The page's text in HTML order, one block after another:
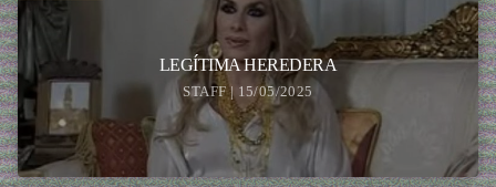
LEGÍTIMA HEREDERA
STAFF | 15/05/2025